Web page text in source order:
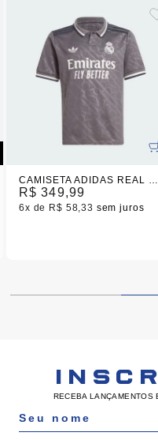
CAMISETA ADIDAS REAL MADRID LLL INFANTIL 2025
R$ 349,99
6x R$ 58,33 sem juros
RECEBA LANÇAMENTOS